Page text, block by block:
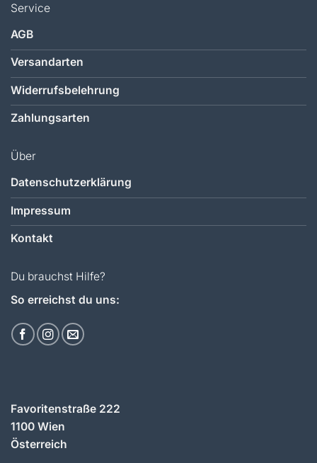
Service
AGB
Versandarten
Widerrufsbelehrung
Zahlungsarten
Über
Datenschutzerklärung
Impressum
Kontakt
Du brauchst Hilfe?
So erreichst du uns:
Favoritenstraße 222
1100 Wien
Österreich